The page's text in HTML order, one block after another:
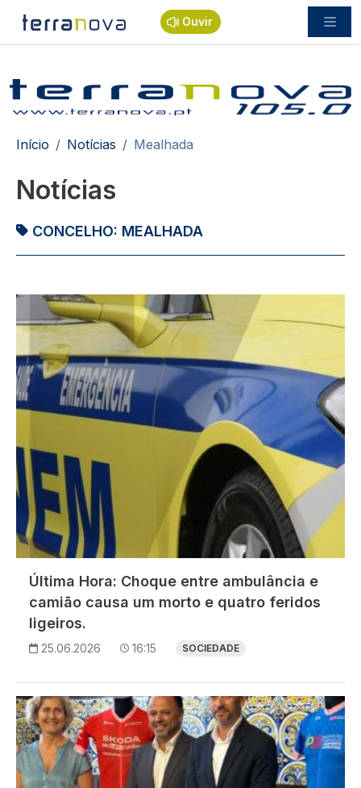
Passar para o conteúdo principal
Ouvir
Navegação estrutural
Início Notícias Mealhada
Notícias
CONCELHO: MEALHADA
Imagem
Última Hora: Choque entre ambulância e
camião causa um morto e quatro feridos
ligeiros.
25.06.2026 16:15 SOCIEDADE
Imagem